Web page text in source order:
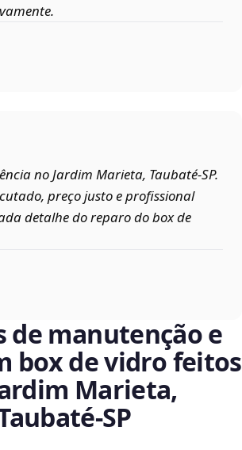
no Jardim Marieta, Taubaté‑SP.
preço justo e profissional
detalhe do reparo do box de
de manutenção e
box de vidro feitos
Marieta,